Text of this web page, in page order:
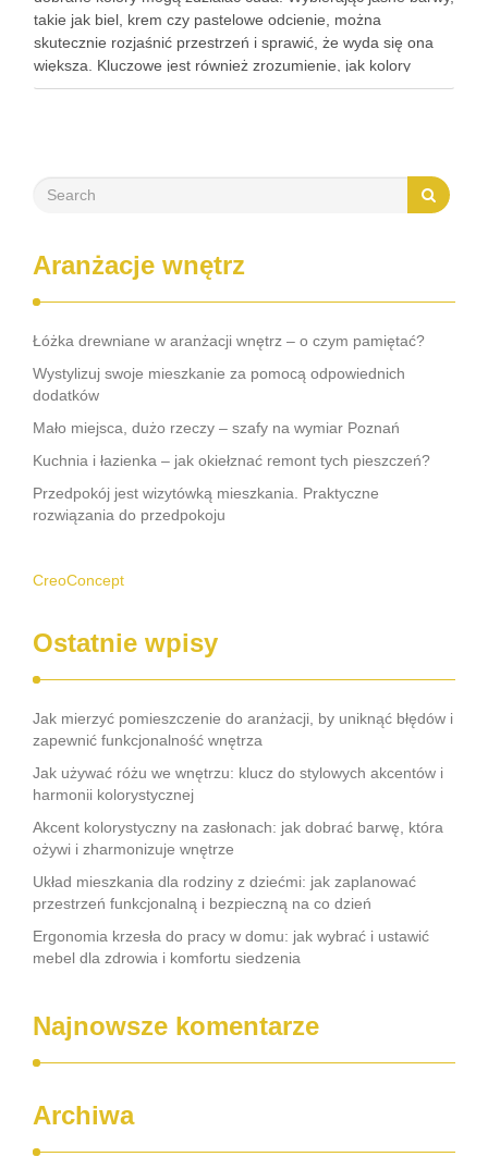
takie jak biel, krem czy pastelowe odcienie, można
skutecznie rozjaśnić przestrzeń i sprawić, że wyda się ona
większa. Kluczowe jest również zrozumienie, jak kolory
wpływają na percepcję pomieszczenia, co pozwoli na
Aranżacje wnętrz
Łóżka drewniane w aranżacji wnętrz – o czym pamiętać?
Wystylizuj swoje mieszkanie za pomocą odpowiednich
dodatków
Mało miejsca, dużo rzeczy – szafy na wymiar Poznań
Kuchnia i łazienka – jak okiełznać remont tych pieszczeń?
Przedpokój jest wizytówką mieszkania. Praktyczne
rozwiązania do przedpokoju
CreoConcept
Ostatnie wpisy
Jak mierzyć pomieszczenie do aranżacji, by uniknąć błędów i
zapewnić funkcjonalność wnętrza
Jak używać różu we wnętrzu: klucz do stylowych akcentów i
harmonii kolorystycznej
Akcent kolorystyczny na zasłonach: jak dobrać barwę, która
ożywi i zharmonizuje wnętrze
Układ mieszkania dla rodziny z dziećmi: jak zaplanować
przestrzeń funkcjonalną i bezpieczną na co dzień
Ergonomia krzesła do pracy w domu: jak wybrać i ustawić
mebel dla zdrowia i komfortu siedzenia
Najnowsze komentarze
Archiwa